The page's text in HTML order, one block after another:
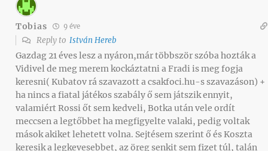
Tobias 9 éve
Reply to István Hereb
Gazdag 21 éves lesz a nyáron,már többször szóba hozták a
Vidivel de meg merem kockáztatni a Fradi is meg fogja
keresni( Kubatov rá szavazott a csakfoci.hu-s szavazáson) +
ha nincs a fiatal játékos szabály ő sem játszik ennyit,
valamiért Rossi őt sem kedveli, Botka után vele ordít
meccsen a legtőbbet ha megfigyelte valaki, pedig voltak
mások akiket lehetett volna. Sejtésem szerint ő és Koszta
keresik a legkevesebbet, az öreg senkit sem fizet túl, talán